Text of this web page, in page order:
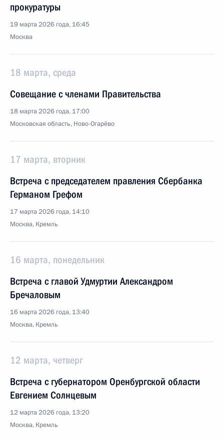
прокуратуры
19 марта 2026 года, 16:45
Москва
18 марта, среда
Совещание с членами Правительства
18 марта 2026 года, 17:00
Московская область, Ново-Огарёво
17 марта, вторник
Встреча с председателем правления Сбербанка
Германом Грефом
17 марта 2026 года, 14:10
Москва, Кремль
16 марта, понедельник
Встреча с главой Удмуртии Александром
Бречаловым
16 марта 2026 года, 13:40
Москва, Кремль
12 марта, четверг
Встреча с губернатором Оренбургской области
Евгением Солнцевым
12 марта 2026 года, 13:20
Москва, Кремль